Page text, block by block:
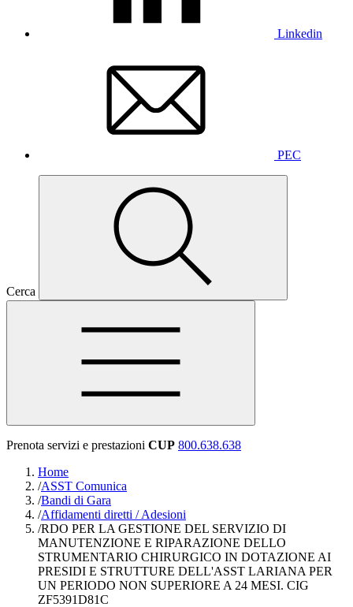
Linkedin
PEC
Cerca
Prenota servizi e prestazioni CUP 800.638.638
Home
/ASST Comunica
/Bandi di Gara
/Affidamenti diretti / Adesioni
/RDO PER LA GESTIONE DEL SERVIZIO DI
MANUTENZIONE E RIPARAZIONE DELLO
STRUMENTARIO CHIRURGICO IN DOTAZIONE AI
PRESIDI E STRUTTURE DELL'ASST LARIANA PER
UN PERIODO NON SUPERIORE A 24 MESI. CIG
ZF5391D81C